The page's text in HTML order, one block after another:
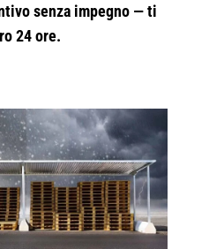
senza impegno — ti
24 ore.